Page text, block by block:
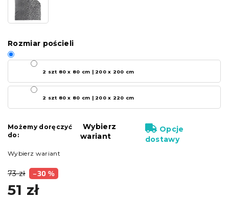
73 zł –30 %
51 zł
Wybierz wariant
Rozmiar pościeli
2 szt 80 x 80 cm | 200 x 200 cm
2 szt 80 x 80 cm | 200 x 220 cm
Możemy doręczyć
do:
Wybierz
wariant
Opcje
dostawy